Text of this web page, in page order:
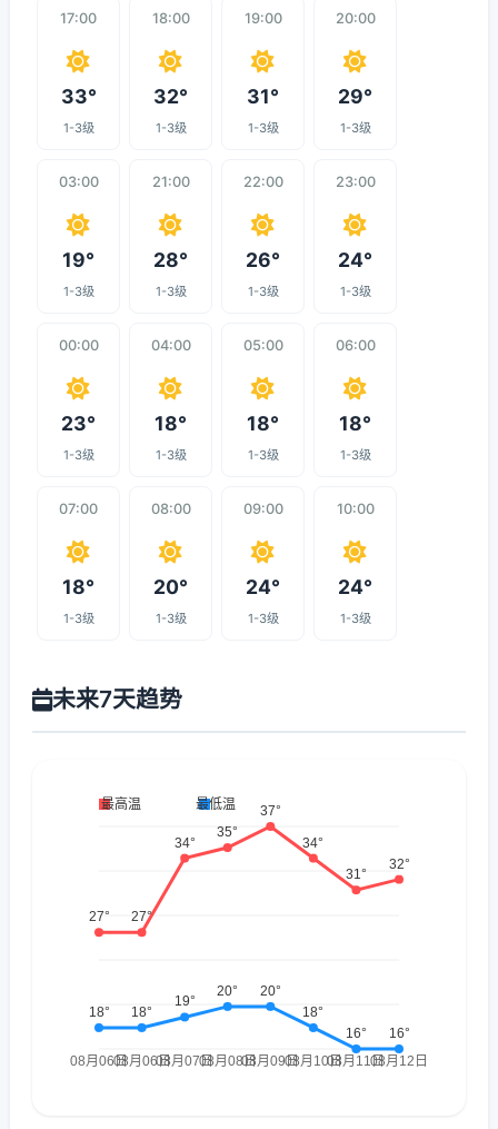
17:00
33°
1-3级
18:00
32°
1-3级
19:00
31°
1-3级
20:00
29°
1-3级
03:00
19°
1-3级
21:00
28°
1-3级
22:00
26°
1-3级
23:00
24°
1-3级
00:00
23°
1-3级
04:00
18°
1-3级
05:00
18°
1-3级
06:00
18°
1-3级
07:00
18°
1-3级
08:00
20°
1-3级
09:00
24°
1-3级
10:00
24°
1-3级
未来7天趋势